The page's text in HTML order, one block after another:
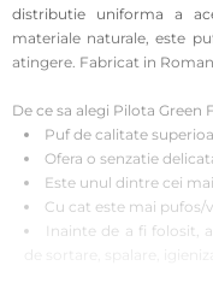
distributie uniforma a
materiale naturale, este
atingere. Fabricat in
De ce sa alegi Pilota Green
Puf de calitate
Ofera o senzatie
Este unul dintre cei
Cu cat este mai
Inainte de a fi folosit,